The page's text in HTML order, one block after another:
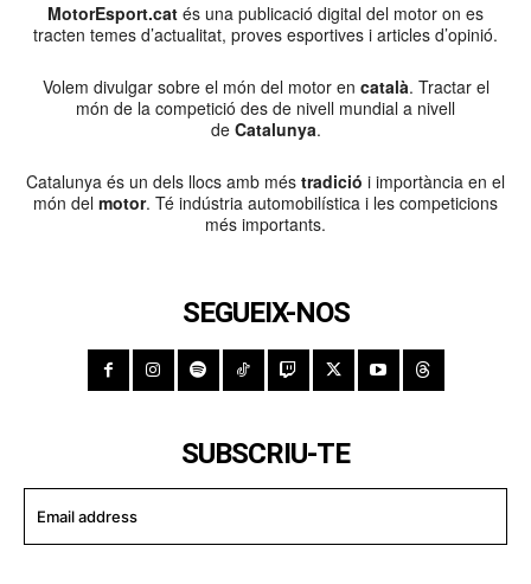
MotorEsport.cat és una publicació digital del motor on es
tracten temes d’actualitat, proves esportives i articles d’opinió.
Volem divulgar sobre el món del motor en català. Tractar el
món de la competició des de nivell mundial a nivell
de Catalunya.
Catalunya és un dels llocs amb més tradició i importància en el
món del motor. Té indústria automobilística i les competicions
més importants.
SEGUEIX-NOS
SUBSCRIU-TE